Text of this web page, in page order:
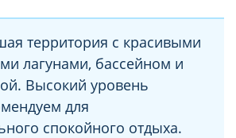
территория с красивыми
лагунами, бассейном и
Высокий уровень
для
спокойного отдыха.